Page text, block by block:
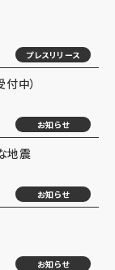
プレスリリース
中）
お知らせ
地震
お知らせ
お知らせ